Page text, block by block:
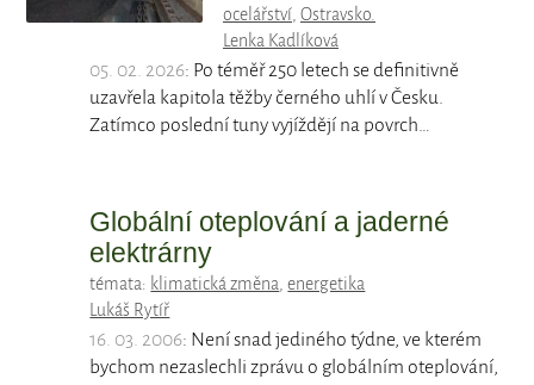
ocelářství, Ostravsko.
Lenka Kadlíková
05. 02. 2026: Po téměř 250 letech se definitivně
uzavřela kapitola těžby černého uhlí v Česku.
Zatímco poslední tuny vyjíždějí na povrch…
Globální oteplování a jaderné
elektrárny
témata: klimatická změna,energetika
Lukáš Rytíř
16. 03. 2006: Není snad jediného týdne, ve kterém
bychom nezaslechli zprávu o globálním oteplování,